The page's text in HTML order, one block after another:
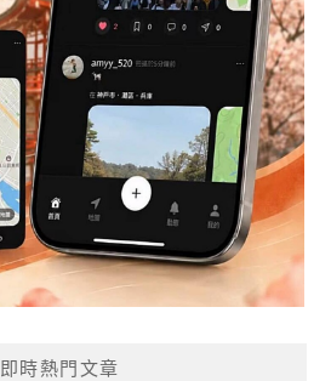
即時熱門文章